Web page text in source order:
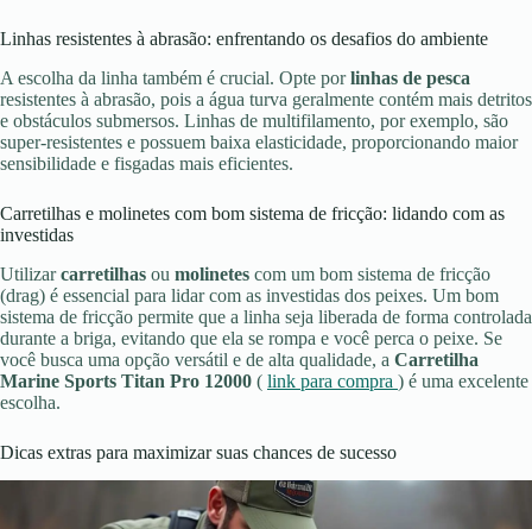
Linhas resistentes à abrasão: enfrentando os desafios do ambiente
A escolha da linha também é crucial. Opte porlinhas de pesca
resistentes à abrasão, pois a água turva geralmente contém mais detritos
e obstáculos submersos. Linhas de multifilamento, por exemplo, são
super-resistentes e possuem baixa elasticidade, proporcionando maior
sensibilidade e fisgadas mais eficientes.
Carretilhas e molinetes com bom sistema de fricção: lidando com as
investidas
Utilizarcarretilhas ou molinetes com um bom sistema de fricção
(drag) é essencial para lidar com as investidas dos peixes. Um bom
sistema de fricção permite que a linha seja liberada de forma controlada
durante a briga, evitando que ela se rompa e você perca o peixe. Se
você busca uma opção versátil e de alta qualidade, a Carretilha
Marine Sports Titan Pro 12000 ( link para compra ) é uma excelente
escolha.
Dicas extras para maximizar suas chances de sucesso